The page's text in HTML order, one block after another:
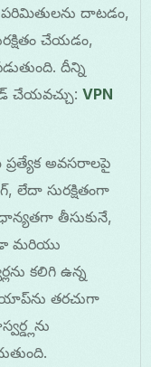
దాటడం,
చేయడం,
దీన్ని
చేయవచ్చు:VPN
అవసరాలపై
లేదా సురక్షితంగా
తీసుకునే,
మరియు
కలిగి ఉన్న
యాప్‌ను తరచుగా